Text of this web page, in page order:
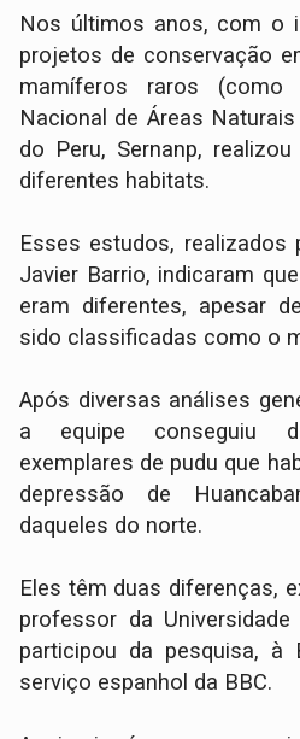
Nos últimos anos, com o
projetos de conservação
mamíferos raros
Nacional de Áreas
do Peru, Sernanp,
diferentes habitats.
Esses estudos, realizados
Javier Barrio, indicaram
eram diferentes, apesar
sido classificadas como o
Após diversas análises
a equipe conseguiu
exemplares de pudu que
depressão de
daqueles do norte.
Eles têm duas diferenças,
professor da
participou da pesquisa, à
serviço espanhol da BBC.